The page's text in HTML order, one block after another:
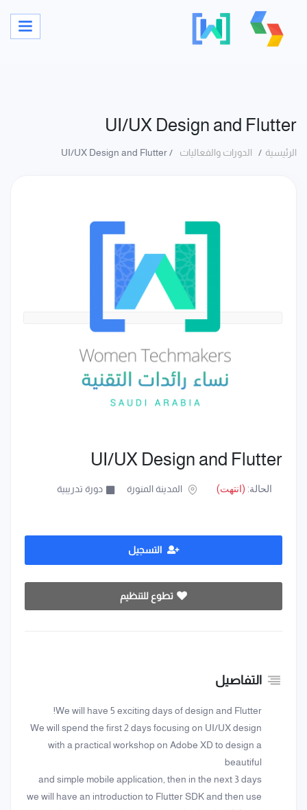
UI/UX Design and Flutter
الرئيسية الدورات والفعاليات
UI/UX Design and Flutter
الحالة: (انتهت) المدينة المنورة دورة تدريبية
التسجيل
تطوع للتنظيم
التفاصيل
We will have 5 exciting days of design and Flutter!
We will spend the first 2 days focusing on UI/UX design
with a practical workshop on Adobe XD to design a
beautiful
and simple mobile application, then in the next 3 days
we will have an introduction to Flutter SDK and then use